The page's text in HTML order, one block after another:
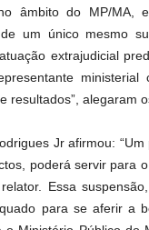
âmbito do MP/MA,
um único mesmo
extrajudicial
ministerial
resultados”, alegaram
Jr afirmou:
poderá servir para
Essa
para se aferir a